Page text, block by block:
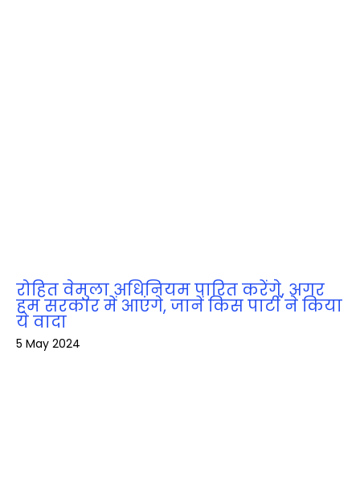
रोहित वेमुला अधिनियम पारित करेंगे, अगर
हम सरकार में आएंगे, जानें किस पार्टी ने किया
ये वादा
5 May 2024